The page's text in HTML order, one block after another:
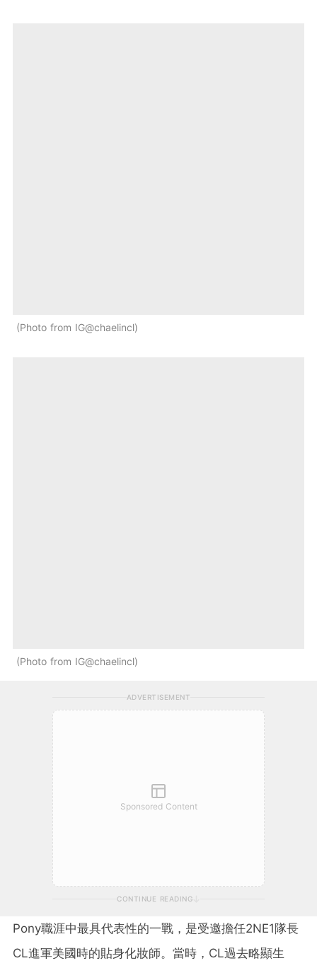
Photo from IG@chaelincl
Photo from IG@chaelincl
ADVERTISEMENT
Sponsored Content
CONTINUE READING
Pony職涯中最具代表性的一戰，是受邀擔任2NE1隊長
CL進軍美國時的貼身化妝師。當時，CL過去略顯生